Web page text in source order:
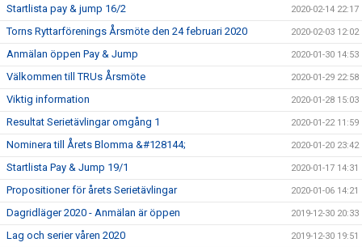
Startlista pay & jump 16/2 2020-02-14 22:17
Torns Ryttarförenings Årsmöte den 24 februari 2020 2020-02-03 12:02
Anmälan öppen Pay & Jump 2020-01-30 14:53
Välkommen till TRUs Årsmöte 2020-01-29 22:58
Viktig information 2020-01-28 15:03
Resultat Serietävlingar omgång 1 2020-01-22 11:59
Nominera till Årets Blomma &#128144; 2020-01-20 23:42
Startlista Pay & Jump 19/1 2020-01-17 14:31
Propositioner för årets Serietävlingar 2020-01-06 14:21
Dagridläger 2020 - Anmälan är öppen 2019-12-30 20:33
Lag och serier våren 2020 2019-12-30 19:51